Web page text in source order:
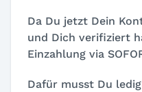
Da Du jetzt Dein
und Dich verifiziert
Einzahlung via
Dafür musst Du